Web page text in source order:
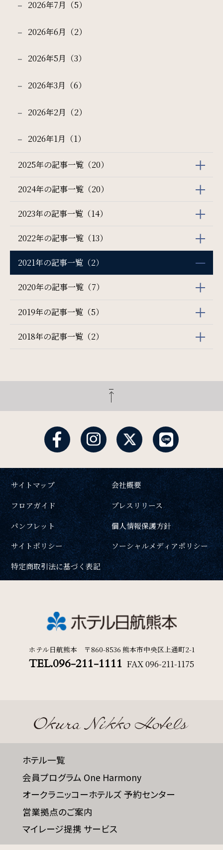
フロアガイド
パンフレット
サイトポリシー
特定商取引法に基づく表記
一部屋あたりのご利用人数
ご利用部屋数
宿泊プラン一覧 ご予約の確認・キャンセル
2026年7月（5）
2026年6月（2）
2026年5月（3）
2026年3月（6）
2026年2月（2）
2026年1月（1）
2025年の記事一覧（20）
2024年の記事一覧（20）
2023年の記事一覧（14）
2022年の記事一覧（13）
2021年の記事一覧（2）
2020年の記事一覧（7）
2019年の記事一覧（5）
2018年の記事一覧（2）
サイトマップ
会社概要
フロアガイド
プレスリリース
パンフレット
個人情報保護方針
サイトポリシー
ソーシャルメディアポリシー
特定商取引法に基づく表記
ホテル日航熊本 〒860-8536 熊本市中央区上通町2-1
TEL.096-211-1111 FAX096-211-1175
ホテル一覧
会員プログラム One Harmony
オークラニッコーホテルズ 予約センター
営業拠点のご案内
マイレージ提携 サービス